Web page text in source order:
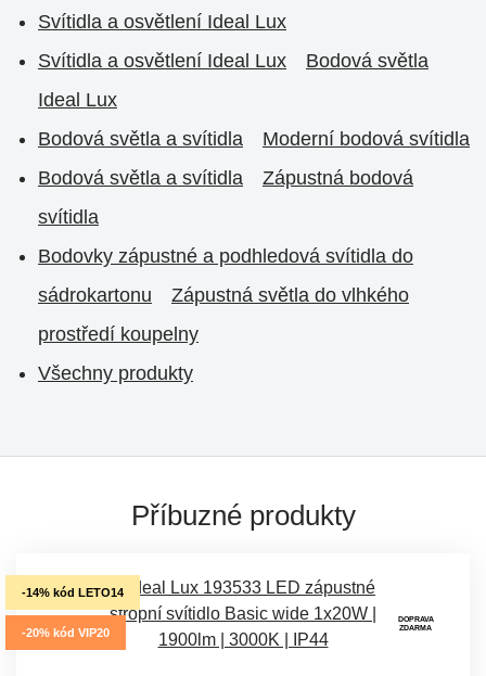
Svítidla a osvětlení Ideal Lux
Svítidla a osvětlení Ideal Lux
Bodová světla
Ideal Lux
Bodová světla a svítidla
Moderní bodová svítidla
Bodová světla a svítidla
Zápustná bodová
svítidla
Bodovky zápustné a podhledová svítidla do
sádrokartonu
Zápustná světla do vlhkého
prostředí koupelny
Všechny produkty
Příbuzné produkty
-14% kód LETO14
-20% kód VIP20
DOPRAVA
ZDARMA